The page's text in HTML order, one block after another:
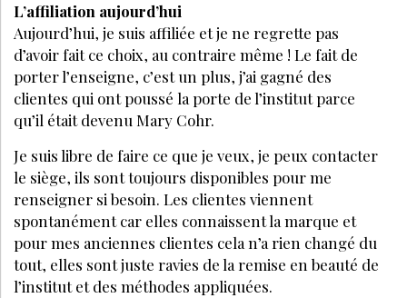
L’affiliation aujourd’hui
Aujourd’hui, je suis affiliée et je ne regrette pas
d’avoir fait ce choix, au contraire même ! Le fait de
porter l’enseigne, c’est un plus, j’ai gagné des
clientes qui ont poussé la porte de l’institut parce
qu’il était devenu Mary Cohr.
Je suis libre de faire ce que je veux, je peux contacter
le siège, ils sont toujours disponibles pour me
renseigner si besoin. Les clientes viennent
spontanément car elles connaissent la marque et
pour mes anciennes clientes cela n’a rien changé du
tout, elles sont juste ravies de la remise en beauté de
l’institut et des méthodes appliquées.